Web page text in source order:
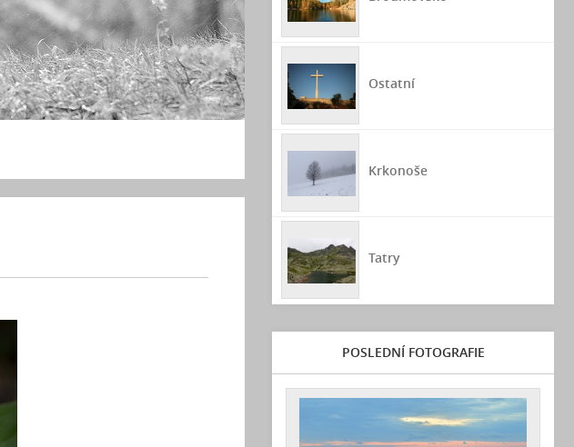
Ostatní
Krkonoše
Tatry
POSLEDNÍ FOTOGRAFIE